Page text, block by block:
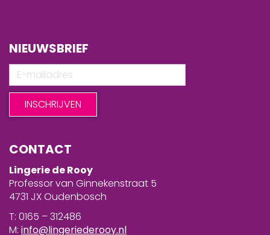
NIEUWSBRIEF
CONTACT
Lingerie de Rooy
Professor van Ginnekenstraat 5
4731 JX Oudenbosch
T: 0165 – 312486
M: info@lingeriederooy.nl